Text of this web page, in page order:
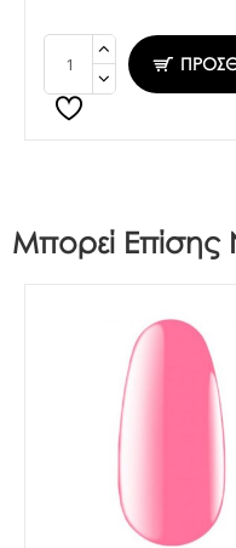
Μπορεί Επίσης